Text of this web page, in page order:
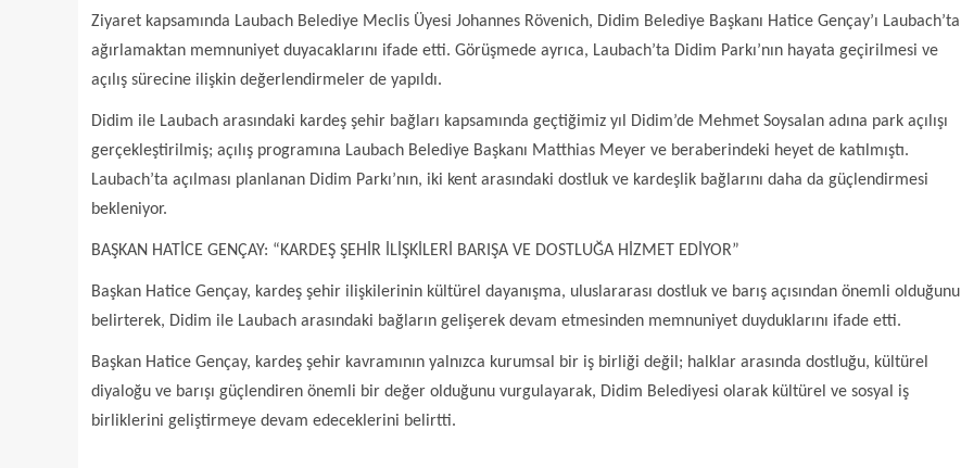
Ziyaret kapsamında Laubach Belediye Meclis Üyesi Johannes Rövenich, Didim Belediye Başkanı Hatice Gençay’ı Laubach’ta
ağırlamaktan memnuniyet duyacaklarını ifade etti. Görüşmede ayrıca, Laubach’ta Didim Parkı’nın hayata geçirilmesi ve
açılış sürecine ilişkin değerlendirmeler de yapıldı.
Didim ile Laubach arasındaki kardeş şehir bağları kapsamında geçtiğimiz yıl Didim’de Mehmet Soysalan adına park açılışı
gerçekleştirilmiş; açılış programına Laubach Belediye Başkanı Matthias Meyer ve beraberindeki heyet de katılmıştı.
Laubach’ta açılması planlanan Didim Parkı’nın, iki kent arasındaki dostluk ve kardeşlik bağlarını daha da güçlendirmesi
bekleniyor.
BAŞKAN HATİCE GENÇAY: “KARDEŞ ŞEHİR İLİŞKİLERİ BARIŞA VE DOSTLUĞA HİZMET EDİYOR”
Başkan Hatice Gençay, kardeş şehir ilişkilerinin kültürel dayanışma, uluslararası dostluk ve barış açısından önemli olduğunu
belirterek, Didim ile Laubach arasındaki bağların gelişerek devam etmesinden memnuniyet duyduklarını ifade etti.
Başkan Hatice Gençay, kardeş şehir kavramının yalnızca kurumsal bir iş birliği değil; halklar arasında dostluğu, kültürel
diyaloğu ve barışı güçlendiren önemli bir değer olduğunu vurgulayarak, Didim Belediyesi olarak kültürel ve sosyal iş
birliklerini geliştirmeye devam edeceklerini belirtti.